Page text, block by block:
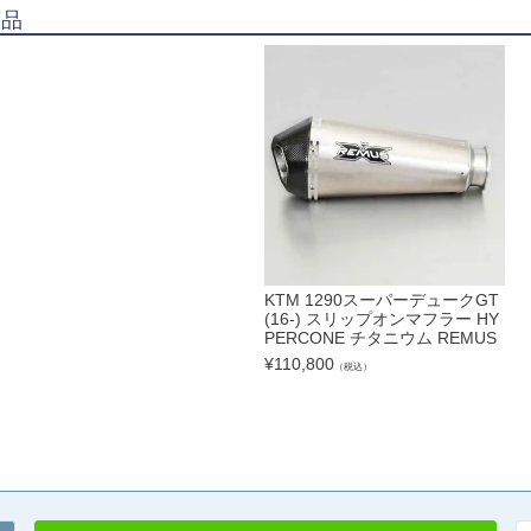
KTM 1290スーパーデュークGT
(16-) スリップオンマフラー HY
PERCONE チタニウム REMUS
¥110,800（税込）